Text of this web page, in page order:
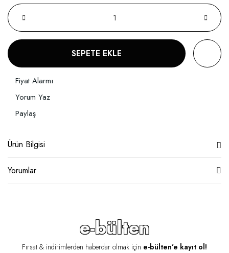
SEPETE EKLE
Fiyat Alarmı
Yorum Yaz
Paylaş
Ürün Bilgisi
Yorumlar
e-bülten
Fırsat & indirimlerden haberdar olmak için e-bülten’e kayıt ol!